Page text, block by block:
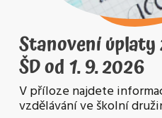
Stanovení
ŠD od 1. 9. 2026
V příloze najdete
vzdělávání ve školní